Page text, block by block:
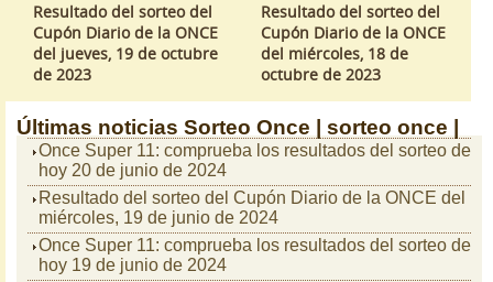
Resultado del sorteo del
Cupón Diario de la ONCE
del jueves, 19 de octubre
de 2023
Resultado del sorteo del
Cupón Diario de la ONCE
del miércoles, 18 de
octubre de 2023
Últimas noticias Sorteo Once | sorteo once |
Once Super 11: comprueba los resultados del sorteo de
hoy 20 de junio de 2024
Resultado del sorteo del Cupón Diario de la ONCE del
miércoles, 19 de junio de 2024
Once Super 11: comprueba los resultados del sorteo de
hoy 19 de junio de 2024